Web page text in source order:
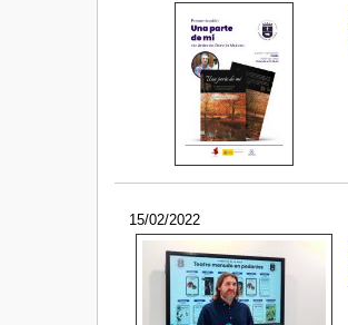
15/02/2022